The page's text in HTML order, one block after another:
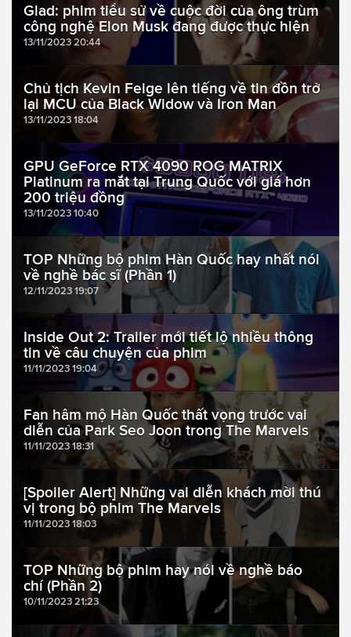
Glad: phim tiểu sử về cuộc đời của ông trùm
công nghệ Elon Musk đang được thực hiện
13/11/2023 20:44
Chủ tịch Kevin Feige lên tiếng về tin đồn trở
lại MCU của Black Widow và Iron Man
13/11/2023 18:04
GPU GeForce RTX 4090 ROG MATRIX
Platinum ra mắt tại Trung Quốc với giá hơn
200 triệu đồng
13/11/2023 10:40
TOP Những bộ phim Hàn Quốc hay nhất nói
về nghề bác sĩ (Phần 1)
12/11/2023 19:07
Inside Out 2: Trailer mới tiết lộ nhiều thông
tin về câu chuyện của phim
11/11/2023 19:04
Fan hâm mộ Hàn Quốc thất vọng trước vai
diễn của Park Seo Joon trong The Marvels
11/11/2023 18:31
[Spoiler Alert] Những vai diễn khách mời thú
vị trong bộ phim The Marvels
11/11/2023 18:03
TOP Những bộ phim hay nói về nghề báo
chí (Phần 2)
10/11/2023 21:23